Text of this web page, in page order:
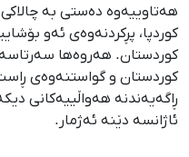
هەتاوییەوە دەستی بە
كوردپا، پڕكردنەوەی ئەو
كوردستان. هەروەها
كوردستان و گواستنەوەی
ڕاگەیەندنە هەواڵییەكانی
ئاژانسە دێنە ئەژمار.